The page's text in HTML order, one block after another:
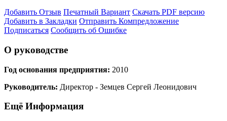
Добавить Отзыв Печатный Вариант Скачать PDF версию
Добавить в Закладки Отправить Компредложение
Подписаться Сообщить об Ошибке
О руководстве
Год основания предприятия: 2010
Руководитель: Директор - Земцев Сергей Леонидович
Ещё Информация